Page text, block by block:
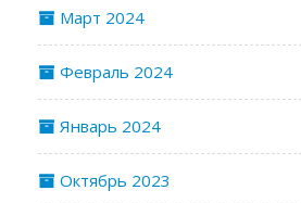
Март 2024
Февраль 2024
Январь 2024
Октябрь 2023